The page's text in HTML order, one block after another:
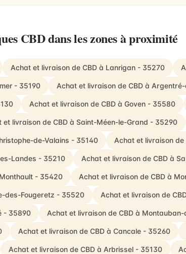
CBD dans les zones à proximité
Achat et livraison de CBD à Lanrigan - 35270
- 35190 Achat et livraison de CBD à
Achat et livraison de CBD à Goven - 35580
et livraison de CBD à Saint-Méen-le-Grand - 35290
de-Valains - 35140 Achat et livraison
Landes - 35210 Achat et livraison de CBD à
- 35420 Achat et livraison de CBD à
des-Fougeretz - 35520 Achat et livraison de
- 35890 Achat et livraison de CBD à
Achat et livraison de CBD à Cancale - 35260
Achat et livraison de CBD à Arbrissel - 35130